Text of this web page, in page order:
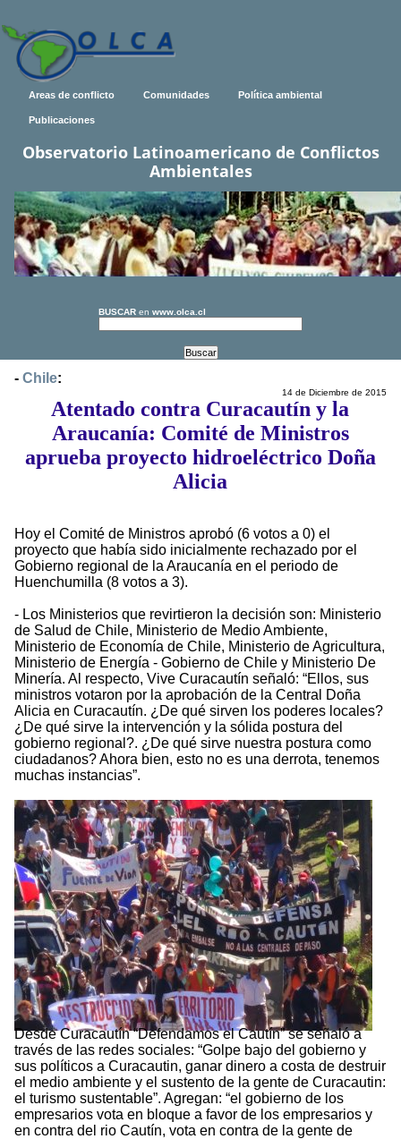
Areas de conflicto Comunidades Política ambiental
Publicaciones
Observatorio Latinoamericano de Conflictos
Ambientales
BUSCAR en www.olca.cl
- Chile:
14 de Diciembre de 2015
Atentado contra Curacautín y la
Araucanía: Comité de Ministros
aprueba proyecto hidroeléctrico Doña
Alicia
Hoy el Comité de Ministros aprobó (6 votos a 0) el
proyecto que había sido inicialmente rechazado por el
Gobierno regional de la Araucanía en el periodo de
Huenchumilla (8 votos a 3).
- Los Ministerios que revirtieron la decisión son: Ministerio
de Salud de Chile, Ministerio de Medio Ambiente,
Ministerio de Economía de Chile, Ministerio de Agricultura,
Ministerio de Energía - Gobierno de Chile y Ministerio De
Minería. Al respecto, Vive Curacautín señaló: “Ellos, sus
ministros votaron por la aprobación de la Central Doña
Alicia en Curacautín. ¿De qué sirven los poderes locales?
¿De qué sirve la intervención y la sólida postura del
gobierno regional?. ¿De qué sirve nuestra postura como
ciudadanos? Ahora bien, esto no es una derrota, tenemos
muchas instancias”.
Desde Curacautín “Defendamos el Cautín” se señaló a
través de las redes sociales: “Golpe bajo del gobierno y
sus políticos a Curacautin, ganar dinero a costa de destruir
el medio ambiente y el sustento de la gente de Curacautin:
el turismo sustentable”. Agregan: “el gobierno de los
empresarios vota en bloque a favor de los empresarios y
en contra del rio Cautín, vota en contra de la gente de